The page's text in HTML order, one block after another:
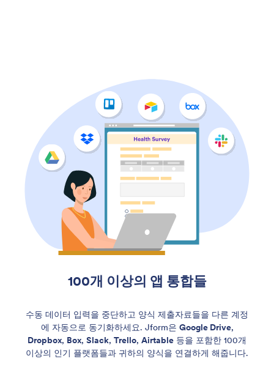
100개 이상의 앱 통합들
수동 데이터 입력을 중단하고 양식 제출자료들을 다른 계정
에 자동으로 동기화하세요. Jform은 Google Drive,
Dropbox, Box, Slack, Trello, Airtable 등을 포함한 100개
이상의 인기 플랫폼들과 귀하의 양식을 연결하게 해줍니다.